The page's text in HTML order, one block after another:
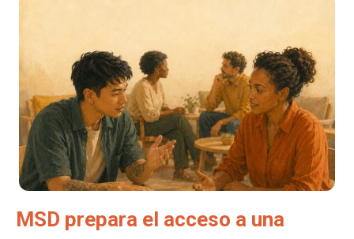
MSD prepara el acceso a una